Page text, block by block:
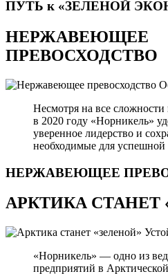
ПУТЬ к «ЗЕЛЕНОЙ
НЕРЖАВЕЮЩЕЕ
ПРЕВОСХОДСТВО
Несмотря на все сложности
в 2020 году «Норникель»
уверенное лидерство и
необходимые для
НЕРЖАВЕЮЩЕЕ
АРКТИКА СТАНЕТ
«Норникель» — одно из
предприятий в